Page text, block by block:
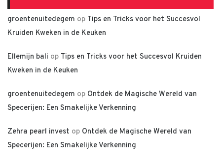
groentenuitedegem op Tips en Tricks voor het Succesvol
Kruiden Kweken in de Keuken
Ellemijn bali op Tips en Tricks voor het Succesvol Kruiden
Kweken in de Keuken
groentenuitedegem op Ontdek de Magische Wereld van
Specerijen: Een Smakelijke Verkenning
Zehra pearl invest op Ontdek de Magische Wereld van
Specerijen: Een Smakelijke Verkenning